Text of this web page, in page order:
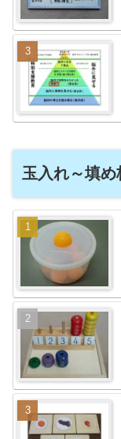
玉入れ～填め